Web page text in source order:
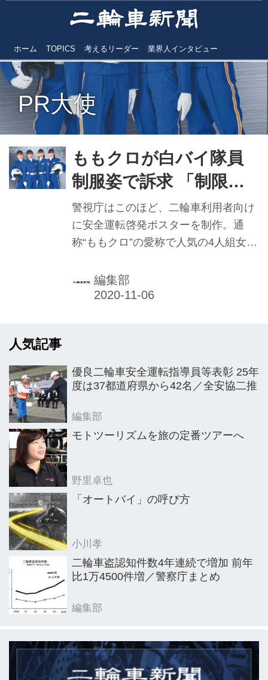
ホーム TOPICS 考えるリーダー 業界人インタビュー
PR大使
ももクロが白バイ隊員
制服姿で訴求 「制限速
度順守」「正しい安全装
備の装着」
警視庁はこのほど、二輪車利用者向け
に安全運転啓発ポスターを制作。通
称“ももクロ”の愛称で人気の4人組女性
ーZ」が、PR大使として白バイ隊員の
制服姿で、制限速度順守と正しい安全
編集部
人気記事
優良二輪車安全運転指導員等表彰 25年
度は37都道府県から42名／全安協二推
編集部
モトツーリズムを旅の定番ツアーへ
野里卓也
「オートバイ」の呼び方
小川孝
二輪車盗認知件数4年連続で増加 前年
比1万4500件増／警察庁まとめ
編集部